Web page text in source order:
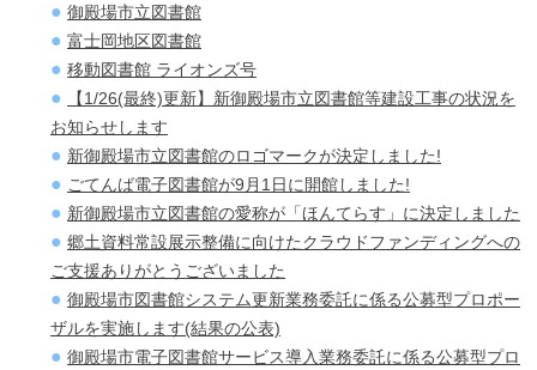
御殿場市立図書館
富士岡地区図書館
移動図書館 ライオンズ号
【1/26(最終)更新】新御殿場市立図書館等建設工事の状況を
お知らせします
新御殿場市立図書館のロゴマークが決定しました!
ごてんば電子図書館が9月1日に開館しました!
新御殿場市立図書館の愛称が「ほんてらす」に決定しました
郷土資料常設展示整備に向けたクラウドファンディングへの
ご支援ありがとうございました
御殿場市図書館システム更新業務委託に係る公募型プロポー
ザルを実施します(結果の公表)
御殿場市電子図書館サービス導入業務委託に係る公募型プロ